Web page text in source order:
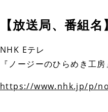
【放送局、番組名】
NHK Eテレ
『ノージーのひらめき工房
https://www.nhk.jp/p/